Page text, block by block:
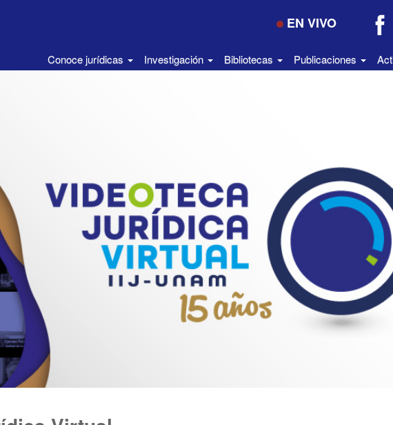
EN VIVO
Conoce jurídicas Investigación Bibliotecas Publicaciones